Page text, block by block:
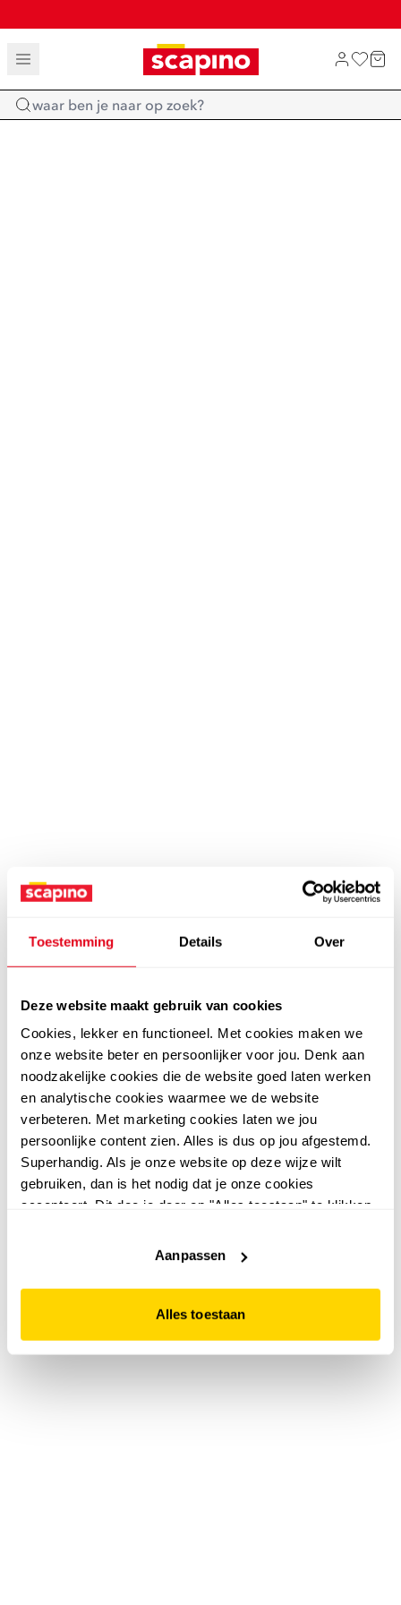
Toestemming Details Over
Deze website maakt gebruik van cookies
Cookies, lekker en functioneel. Met cookies maken we
onze website beter en persoonlijker voor jou. Denk aan
noodzakelijke cookies die de website goed laten werken
en analytische cookies waarmee we de website
verbeteren. Met marketing cookies laten we jou
persoonlijke content zien. Alles is dus op jou afgestemd.
Superhandig. Als je onze website op deze wijze wilt
gebruiken, dan is het nodig dat je onze cookies
accepteert. Dit doe je door op "Alles toestaan" te klikken.
website niet optimaal functioneert.
Aanpassen
Alles toestaan
TOT 70% KORTING OP SALE
SHOP NIEUW
Home